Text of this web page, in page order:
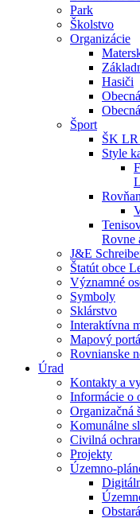
Park
Školstvo
Organizácie
Hasiči
Šport
ŠK LR
Style
Rovne
J&E
Štatút obce
Významné
Symboly
Sklárstvo
Interaktívna
Mapový
Rovnianske
Úrad
Kontakty a
Informácie o
Organizačná
Komunálne
Civilná
Projekty
Územno-